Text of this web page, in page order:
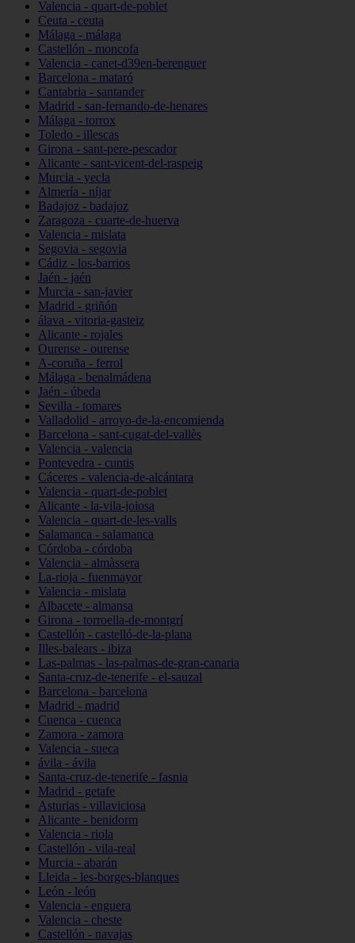
Valencia - quart-de-poblet
Ceuta - ceuta
Málaga - málaga
Castellón - moncofa
Valencia - canet-d39en-berenguer
Barcelona - mataró
Cantabria - santander
Madrid - san-fernando-de-henares
Málaga - torrox
Toledo - illescas
Girona - sant-pere-pescador
Alicante - sant-vicent-del-raspeig
Murcia - yecla
Almería - níjar
Badajoz - badajoz
Zaragoza - cuarte-de-huerva
Valencia - mislata
Segovia - segovia
Cádiz - los-barrios
Jaén - jaén
Murcia - san-javier
Madrid - griñón
álava - vitoria-gasteiz
Alicante - rojales
Ourense - ourense
A-coruña - ferrol
Málaga - benalmádena
Jaén - úbeda
Sevilla - tomares
Valladolid - arroyo-de-la-encomienda
Barcelona - sant-cugat-del-vallès
Valencia - valencia
Pontevedra - cuntis
Cáceres - valencia-de-alcántara
Valencia - quart-de-poblet
Alicante - la-vila-joiosa
Valencia - quart-de-les-valls
Salamanca - salamanca
Córdoba - córdoba
Valencia - almàssera
La-rioja - fuenmayor
Valencia - mislata
Albacete - almansa
Girona - torroella-de-montgrí
Castellón - castelló-de-la-plana
Illes-balears - ibiza
Las-palmas - las-palmas-de-gran-canaria
Santa-cruz-de-tenerife - el-sauzal
Barcelona - barcelona
Madrid - madrid
Cuenca - cuenca
Zamora - zamora
Valencia - sueca
ávila - ávila
Santa-cruz-de-tenerife - fasnia
Madrid - getafe
Asturias - villaviciosa
Alicante - benidorm
Valencia - riola
Castellón - vila-real
Murcia - abarán
Lleida - les-borges-blanques
León - león
Valencia - enguera
Valencia - cheste
Castellón - navajas